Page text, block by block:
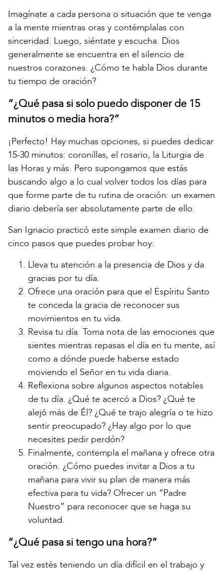
Imagínate a cada persona o situación que te venga
a la mente mientras oras y contémplalas con
sinceridad. Luego, siéntate y escucha. Dios
generalmente se encuentra en el silencio de
nuestros corazones. ¿Cómo te habla Dios durante
tu tiempo de oración?
“¿Qué pasa si solo puedo disponer de 15
minutos o media hora?”
¡Perfecto! Hay muchas opciones, si puedes dedicar
15-30 minutos: coronillas, el rosario, la Liturgia de
las Horas y más. Pero supongamos que estás
buscando algo a lo cual volver todos los días para
que forme parte de tu rutina de oración: un examen
diario debería ser absolutamente parte de ello.
San Ignacio practicó este simple examen diario de
cinco pasos que puedes probar hoy:
Lleva tu atención a la presencia de Dios y da
gracias por tu día.
Ofrece una oración para que el Espíritu Santo
te conceda la gracia de reconocer sus
movimientos en tu vida.
Revisa tu día. Toma nota de las emociones que
sientes mientras repasas el día en tu mente, así
como a dónde puede haberse estado
moviendo el Señor en tu vida diaria.
Reflexiona sobre algunos aspectos notables
de tu día. ¿Qué te acercó a Dios? ¿Qué te
alejó más de Él? ¿Qué te trajo alegría o te hizo
sentir preocupado? ¿Hay algo por lo que
necesites pedir perdón?
Finalmente, contempla el mañana y ofrece otra
oración. ¿Cómo puedes invitar a Dios a tu
mañana para vivir su plan de manera más
efectiva para tu vida? Ofrecer un “Padre
Nuestro” para reconocer que se haga su
voluntad.
“¿Qué pasa si tengo una hora?”
Tal vez estés teniendo un día difícil en el trabajo y